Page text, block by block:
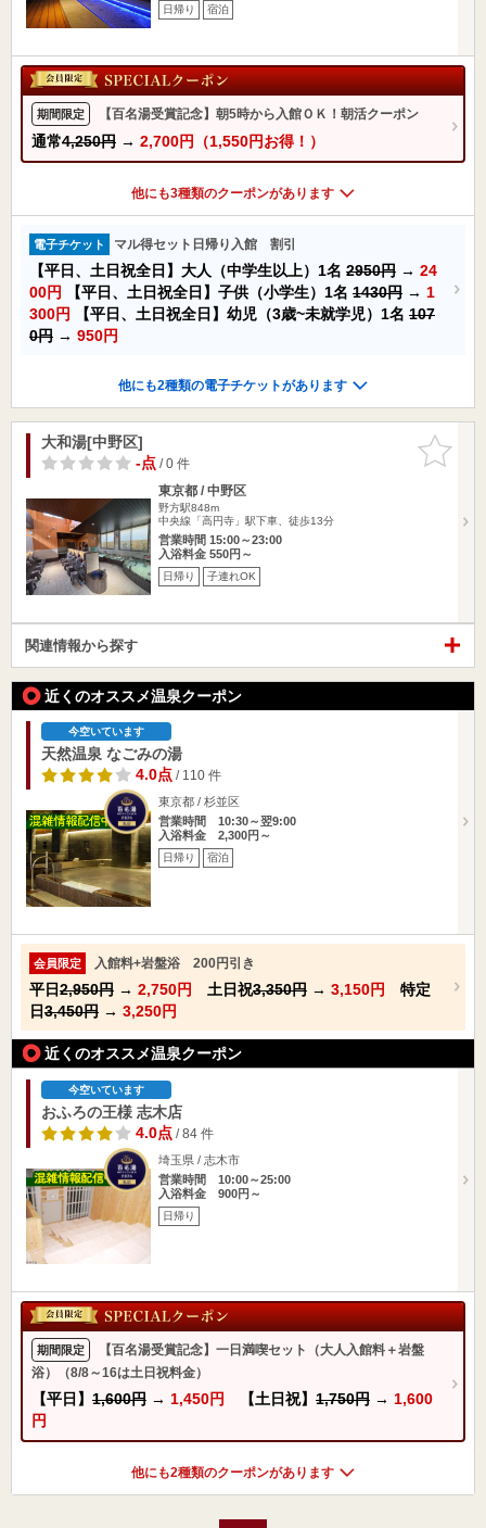
日帰り 宿泊
期間限定 【百名湯受賞記念】朝5時から入館ＯＫ！朝活クーポン
通常4,250円 → 2,700円（1,550円お得！）
他にも3種類のクーポンがあります
電子チケット マル得セット日帰り入館 割引
【平日、土日祝全日】大人（中学生以上）1名 2950円 → 24
00円
【平日、土日祝全日】子供（小学生）1名 1430円 → 1
300円
【平日、土日祝全日】幼児（3歳~未就学児）1名 107
0円 → 950円
他にも2種類の電子チケットがあります
お気に入
りに追加
大和湯[中野区]
-点/ 0 件
東京都 / 中野区
野方駅848m
中央線「高円寺」駅下車、徒歩13分
営業時間 15:00～23:00
入浴料金 550円～
日帰り 子連れOK
関連情報から探す
近くのオススメ温泉クーポン
今空いています
天然温泉 なごみの湯
4.0点/ 110 件
東京都 / 杉並区
営業時間 10:30～翌9:00
入浴料金 2,300円～
日帰り 宿泊
会員限定 入館料+岩盤浴 200円引き
平日2,950円 → 2,750円 土日祝3,350円 → 3,150円
特定
日3,450円 → 3,250円
近くのオススメ温泉クーポン
今空いています
おふろの王様 志木店
4.0点/ 84 件
埼玉県 / 志木市
営業時間 10:00～25:00
入浴料金 900円～
日帰り
期間限定
【百名湯受賞記念】一日満喫セット（大人入館料＋岩盤
浴）（8/8～16は土日祝料金）
【平日】 1,600円 → 1,450円 【土日祝】 1,750円 → 1,600
円
他にも2種類のクーポンがあります